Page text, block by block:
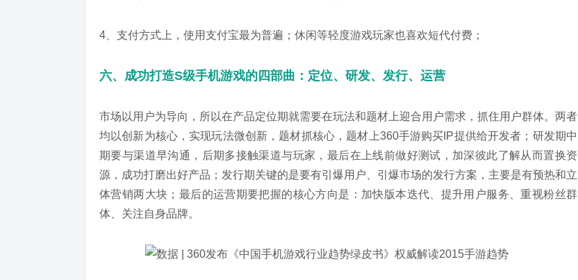
4、支付方式上，使用支付宝最为普遍；休闲等轻度游戏玩家也喜欢短代付费；
六、成功打造S级手机游戏的四部曲：定位、研发、发行、运营
市场以用户为导向，所以在产品定位期就需要在玩法和题材上迎合用户需求，抓住用户群体。两者
均以创新为核心，实现玩法微创新，题材抓核心，题材上360手游购买IP提供给开发者；研发期中
期要与渠道早沟通，后期多接触渠道与玩家，最后在上线前做好测试，加深彼此了解从而置换资
源，成功打磨出好产品；发行期关键的是要有引爆用户、引爆市场的发行方案，主要是有预热和立
体营销两大块；最后的运营期要把握的核心方向是：加快版本迭代、提升用户服务、重视粉丝群
体、关注自身品牌。